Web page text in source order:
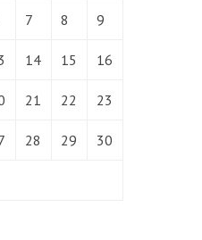
7 8 9
14 15 16
21 22 23
28 29 30